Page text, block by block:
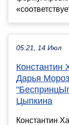
05:21, 14 Июл
Константин
Дарья
Цыпкина
Константин